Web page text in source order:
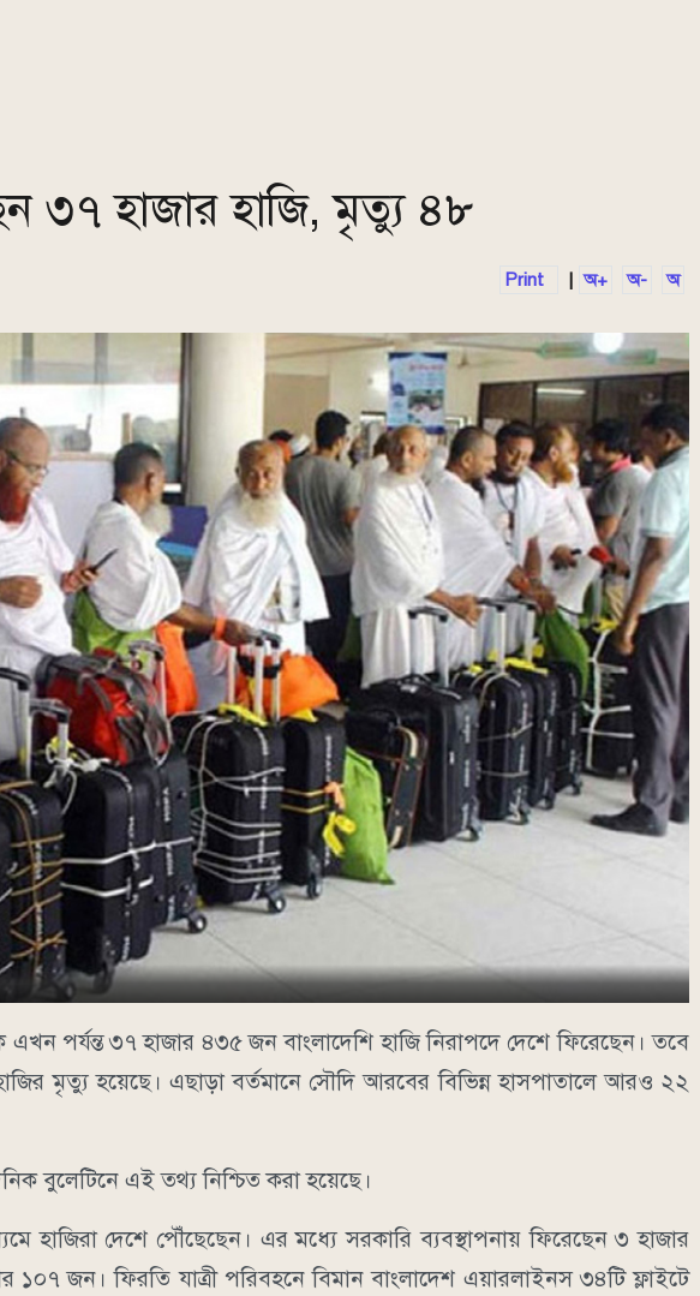
৩৭ হাজার হাজি, মৃত্যু ৪৮
Print অ+ অ- অ
পর্যন্ত ৩৭ হাজার ৪৩৫ জন বাংলাদেশি হাজি নিরাপদে দেশে ফিরেছেন। তবে
মৃত্যু হয়েছে। এছাড়া বর্তমানে সৌদি আরবের বিভিন্ন হাসপাতালে আরও ২২
বুলেটিনে এই তথ্য নিশ্চিত করা হয়েছে।
হাজিরা দেশে পৌঁছেছেন। এর মধ্যে সরকারি ব্যবস্থাপনায় ফিরেছেন ৩ হাজার
জন। ফিরতি যাত্রী পরিবহনে বিমান বাংলাদেশ এয়ারলাইনস ৩৪টি ফ্লাইটে